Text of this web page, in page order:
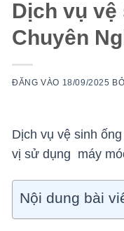
Dịch vụ vệ
Chuyên
ĐĂNG VÀO 18/09/2025
Dịch vụ vệ sinh
vị sử dụng máy
Nội dung bài